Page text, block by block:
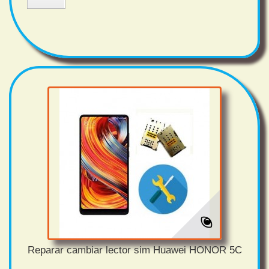
Reparar cambiar lector sim Huawei HONOR 5C